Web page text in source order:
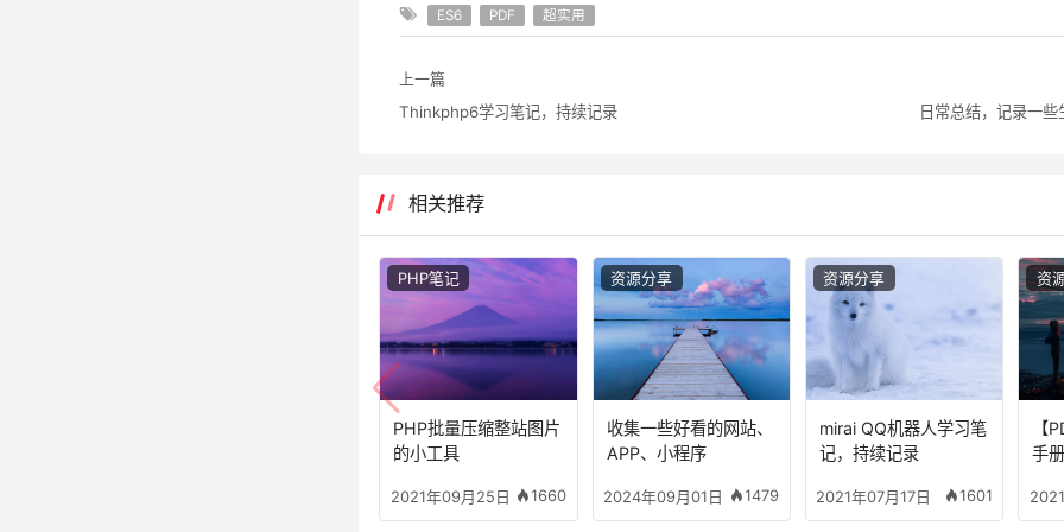
ES6 PDF 超实用
上一篇
Thinkphp6学习笔记，持续记录
日常总结，记录一
相关推荐
PHP批量压缩整站图片
的小工具
2021年09月25日 1660
PHP笔记
收集一些好看的网站、
APP、小程序
2024年09月01日 1479
资源分享
mirai QQ机器人学习笔
记，持续记录
2021年07月17日 1601
资源分享
【
手
资